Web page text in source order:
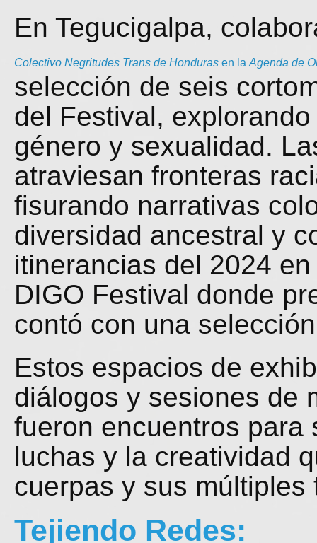
En Tegucigalpa,
Colectivo Negritudes Trans de Honduras en la Agenda de
selección de seis
del Festival,
género y sexualidad.
atraviesan fronteras
fisurando narrativas
diversidad ancestral y
itinerancias del 2024
DIGO Festival donde
contó con una
Estos espacios de
diálogos y sesiones de
fueron encuentros para
luchas y la creatividad
cuerpas y sus
Tejiendo Redes: